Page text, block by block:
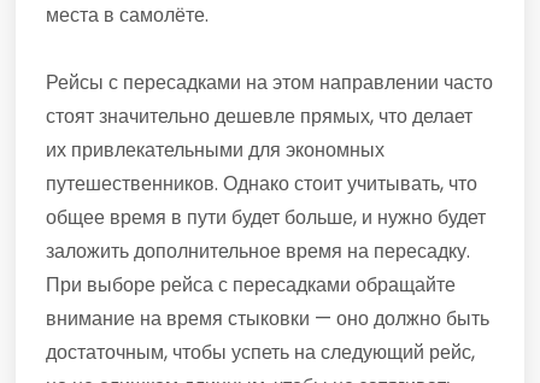
места в самолёте.
Рейсы с пересадками на этом направлении часто
стоят значительно дешевле прямых, что делает
их привлекательными для экономных
путешественников. Однако стоит учитывать, что
общее время в пути будет больше, и нужно будет
заложить дополнительное время на пересадку.
При выборе рейса с пересадками обращайте
внимание на время стыковки — оно должно быть
достаточным, чтобы успеть на следующий рейс,